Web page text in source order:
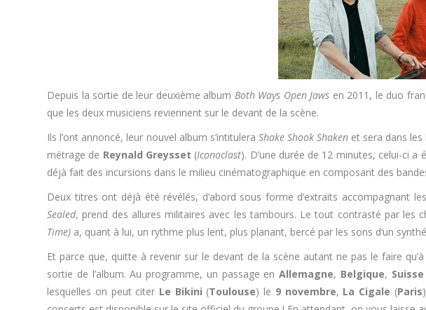
Depuis la sortie de leur deuxième album Both Ways Open Jaws en 2011, le duo
que les deux musiciens reviennent sur le devant de la scène.
Ils l’ont annoncé, leur nouvel album s’intitulera Shake Shook Shaken et sera dans les
métrage de Reynald Greysset (Iconoclast). D’une durée de 12 minutes, celui-ci
déjà fait des incursions dans le milieu cinématographique en composant des
Deux titres ont déjà été révélés, d’abord sous forme d’extraits accompagnant
Sealed, prend des allures militaires avec les tambours. Le tout contrasté par
Time) a, quant à lui, un rythme plus lent, plus planant, bercé par les sons d’un
Et parce que, quitte à revenir sur le devant de la scène autant ne pas le faire
sortie de l’album. Au programme, un passage enAllemagne, Belgique, Suisse
lesquelles on peut citer Le Bikini (Toulouse) le 9 novembre, La Cigale (Paris